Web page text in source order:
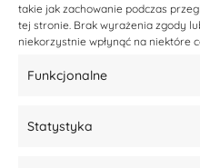
takie jak zachowanie podczas
tej stronie. Brak wyrażenia zgody
niekorzystnie wpłynąć na niektóre
Funkcjonalne
Statystyka